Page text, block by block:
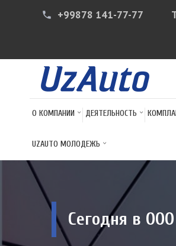
phone +99878 141-77-77
О КОМПАНИИ ДЕЯТЕЛЬНОСТЬ
UZAUTO МОЛОДЕЖЬ
Сегодня в